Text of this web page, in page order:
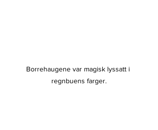
Borrehaugene var magisk lyssatt i
regnbuens farger.